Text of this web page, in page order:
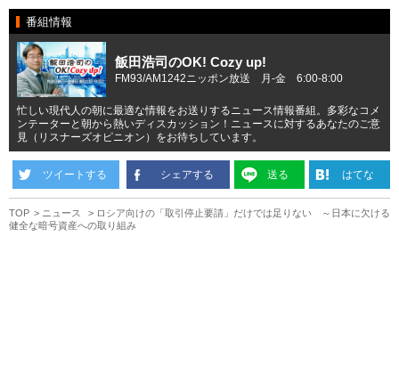
番組情報
飯田浩司のOK! Cozy up!
FM93/AM1242ニッポン放送 月-金 6:00-8:00
忙しい現代人の朝に最適な情報をお送りするニュース情報番組。多彩なコメ
ンテーターと朝から熱いディスカッション！ニュースに対するあなたのご意
見（リスナーズオピニオン）をお待ちしています。
ツイートする シェアする 送る はてな
TOP ニュース
ロシア向けの「取引停止要請」だけでは足りない ～日本に欠ける
健全な暗号資産への取り組み